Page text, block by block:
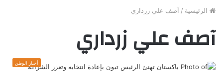
الرئيسية / آصف علي زرداري
آصف علي زرداري
أخبار الوطن